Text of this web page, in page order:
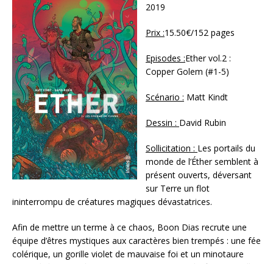
2019
Prix :15.50€/152 pages
Episodes :Ether vol.2 :
Copper Golem (#1-5)
Scénario : Matt Kindt
Dessin : David Rubin
Sollicitation : Les portails du
monde de l’Éther semblent à
présent ouverts, déversant
sur Terre un flot
ininterrompu de créatures magiques dévastatrices.
Afin de mettre un terme à ce chaos, Boon Dias recrute une
équipe d’êtres mystiques aux caractères bien trempés : une fée
colérique, un gorille violet de mauvaise foi et un minotaure